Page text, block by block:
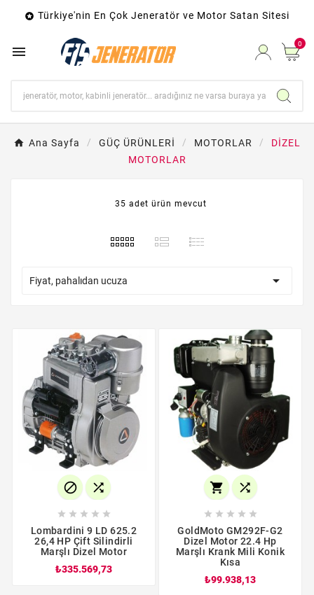
 Türkiye'nin En Çok Jeneratör ve Motor Satan Sitesi
 0
Ana Sayfa GÜÇ ÜRÜNLERİ MOTORLAR
DİZEL
MOTORLAR
35 adet ürün mevcut
Fiyat, pahalıdan ucuza 
 
    
Lombardini 9 LD 625.2
26,4 HP Çift Silindirli
Marşlı Dizel Motor
₺335.569,73
 
    
GoldMoto GM292F-G2
Dizel Motor 22.4 Hp
Marşlı Krank Mili Konik
Kısa
₺99.938,13